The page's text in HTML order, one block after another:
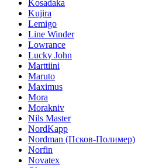
Kosadaka
Kujira
Lemigo
Line Winder
Lowrance
Lucky John
Marttiini
Maruto
Maximus
Mora
Morakniv
Nils Master
NordKapp
Nordman (Псков-Полимер)
Norfin
Novatex